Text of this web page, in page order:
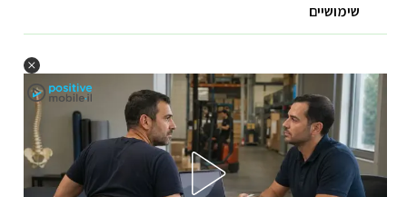
שימושיים